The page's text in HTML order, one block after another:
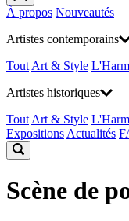
À propos Nouveautés
Artistes contemporains
Tout Art & Style
Artistes historiques
Tout Art & Style
Expositions Actualités
Scène de